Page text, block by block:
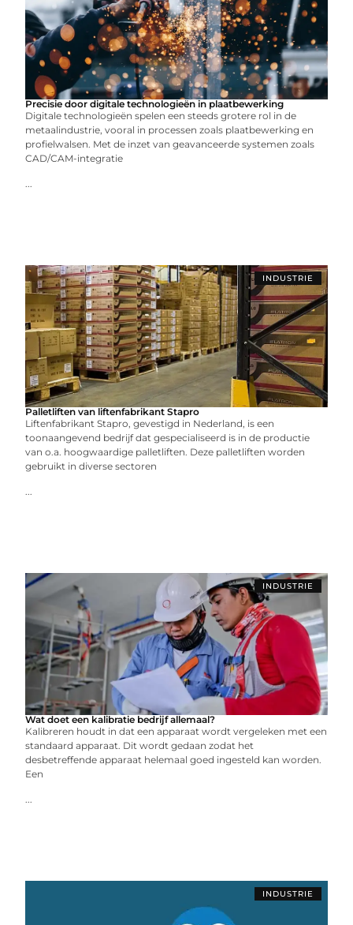
Precisie door digitale technologieën in plaatbewerking
Digitale technologieën spelen een steeds grotere rol in de
metaalindustrie, vooral in processen zoals plaatbewerking en
profielwalsen. Met de inzet van geavanceerde systemen zoals
CAD/CAM-integratie
...
INDUSTRIE
Palletliften van liftenfabrikant Stapro
Liftenfabrikant Stapro, gevestigd in Nederland, is een
toonaangevend bedrijf dat gespecialiseerd is in de productie
van o.a. hoogwaardige palletliften. Deze palletliften worden
gebruikt in diverse sectoren
...
INDUSTRIE
Wat doet een kalibratie bedrijf allemaal?
Kalibreren houdt in dat een apparaat wordt vergeleken met een
standaard apparaat. Dit wordt gedaan zodat het
desbetreffende apparaat helemaal goed ingesteld kan worden.
Een
...
INDUSTRIE